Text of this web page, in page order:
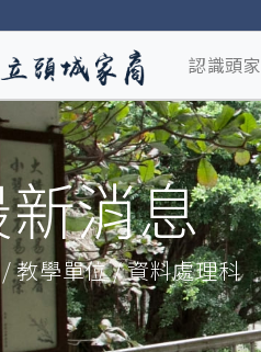
認識頭家
消息
教學單位 / 資料處理科